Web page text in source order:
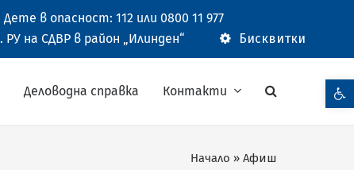
Дете в опасност: 112 или 0800 11 977
РУ на СДВР в район „Илинден“ Бисквитки
Деловодна справка Контакти
Начало » Афиш